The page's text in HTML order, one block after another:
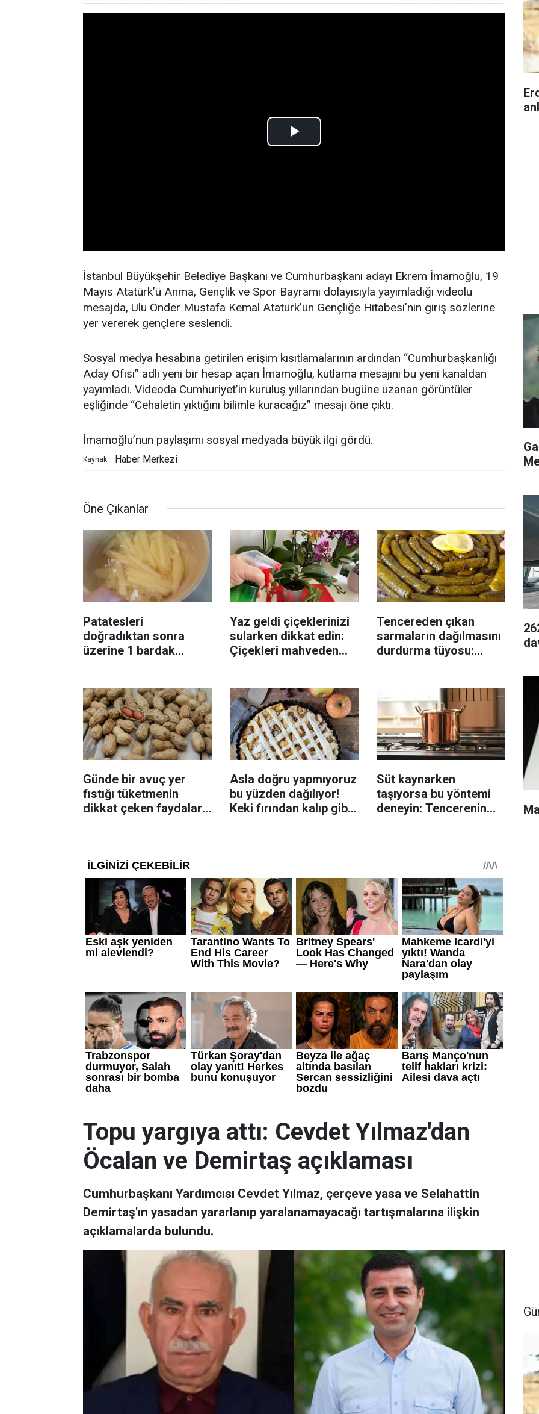
İstanbul Büyükşehir Belediye Başkanı ve Cumhurbaşkanı adayı Ekrem İmamoğlu, 19
Mayıs Atatürk’ü Anma, Gençlik ve Spor Bayramı dolayısıyla yayımladığı videolu
mesajda, Ulu Önder Mustafa Kemal Atatürk’ün Gençliğe Hitabesi’nin giriş sözlerine
yer vererek gençlere seslendi.
Sosyal medya hesabına getirilen erişim kısıtlamalarının ardından “Cumhurbaşkanlığı
Aday Ofisi” adlı yeni bir hesap açan İmamoğlu, kutlama mesajını bu yeni kanaldan
yayımladı. Videoda Cumhuriyet’in kuruluş yıllarından bugüne uzanan görüntüler
eşliğinde “Cehaletin yıktığını bilimle kuracağız” mesajı öne çıktı.
İmamoğlu’nun paylaşımı sosyal medyada büyük ilgi gördü.
Kaynak: Haber Merkezi
Öne Çıkanlar
Patatesleri
doğradıktan sonra
üzerine 1 bardak
Yaz geldi çiçeklerinizi
sularken dikkat edin:
Çiçekleri mahveden
Tencereden çıkan
sarmaların dağılmasını
durdurma tüyosu:
Günde bir avuç yer
fıstığı tüketmenin
dikkat çeken faydaları:
Asla doğru yapmıyoruz
bu yüzden dağılıyor!
Keki fırından kalıp gibi
Süt kaynarken
taşıyorsa bu yöntemi
deneyin: Tencerenin
Topu yargıya attı: Cevdet Yılmaz'dan
Öcalan ve Demirtaş açıklaması
Cumhurbaşkanı Yardımcısı Cevdet Yılmaz, çerçeve yasa ve Selahattin
Demirtaş'ın yasadan yararlanıp yaralanamayacağı tartışmalarına ilişkin
açıklamalarda bulundu.